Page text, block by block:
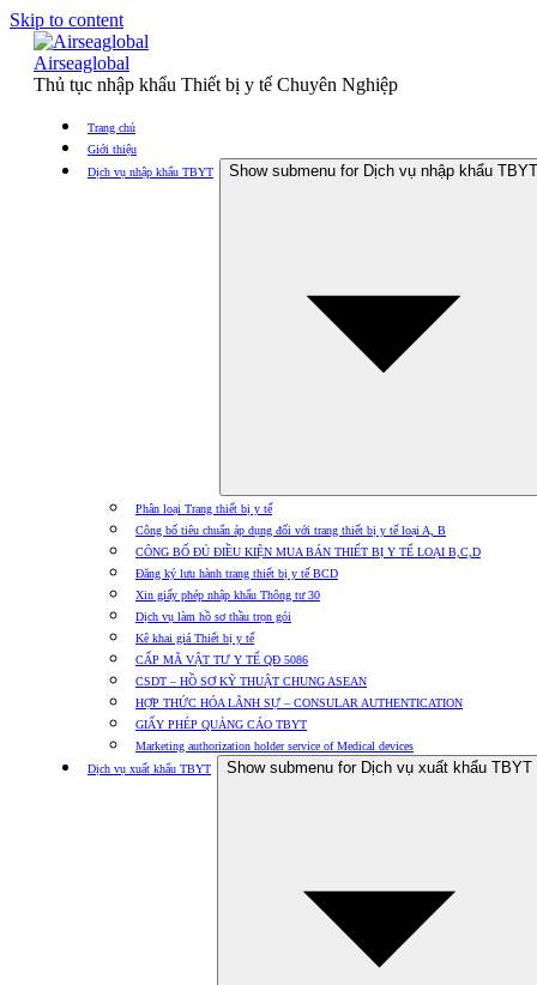
Skip to content
Airseaglobal
Thủ tục nhập khẩu Thiết bị y tế Chuyên Nghiệp
Trang chủ
Giới thiệu
Dịch vụ nhập khẩu TBYT
Show submenu for Dịch vụ nhập khẩu TBYT
Phân loại Trang thiết bị y tế
Công bố tiêu chuẩn áp dụng đối với trang thiết bị y tế loại A, B
CÔNG BỐ ĐỦ ĐIỀU KIỆN MUA BÁN THIẾT BỊ Y TẾ LOẠI B,C,D
Đăng ký lưu hành trang thiết bị y tế BCD
Xin giấy phép nhập khẩu Thông tư 30
Dịch vụ làm hồ sơ thầu trọn gói
Kê khai giá Thiết bị y tế
CẤP MÃ VẬT TƯ Y TẾ QĐ 5086
CSDT – HỒ SƠ KỸ THUẬT CHUNG ASEAN
HỢP THỨC HÓA LÃNH SỰ – CONSULAR AUTHENTICATION
GIẤY PHÉP QUẢNG CÁO TBYT
Marketing authorization holder service of Medical devices
Dịch vụ xuất khẩu TBYT
Show submenu for Dịch vụ xuất khẩu TBYT